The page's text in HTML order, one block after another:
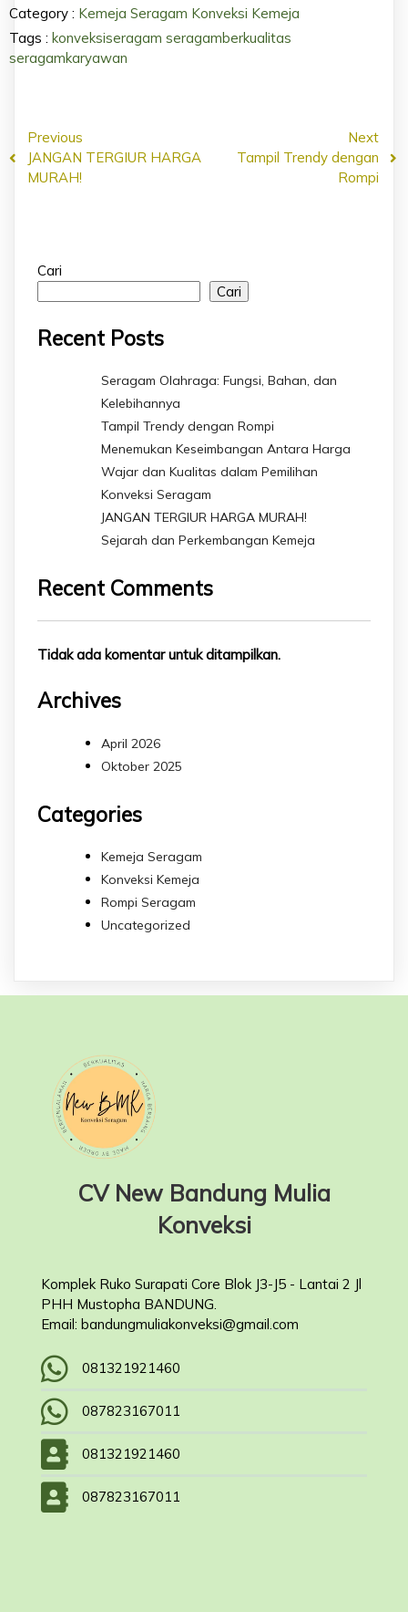
Category : Kemeja Seragam Konveksi Kemeja
Tags : konveksiseragam seragamberkualitas
seragamkaryawan
Previous
JANGAN TERGIUR HARGA
MURAH!
Next
Tampil Trendy dengan
Rompi
Cari
Cari
Recent Posts
Seragam Olahraga: Fungsi, Bahan, dan
Kelebihannya
Tampil Trendy dengan Rompi
Menemukan Keseimbangan Antara Harga
Wajar dan Kualitas dalam Pemilihan
Konveksi Seragam
JANGAN TERGIUR HARGA MURAH!
Sejarah dan Perkembangan Kemeja
Recent Comments
Tidak ada komentar untuk ditampilkan.
Archives
April 2026
Oktober 2025
Categories
Kemeja Seragam
Konveksi Kemeja
Rompi Seragam
Uncategorized
CV New Bandung Mulia
Konveksi
Komplek Ruko Surapati Core Blok J3-J5 - Lantai 2 Jl
PHH Mustopha BANDUNG.
Email: bandungmuliakonveksi@gmail.com
081321921460
087823167011
081321921460
087823167011